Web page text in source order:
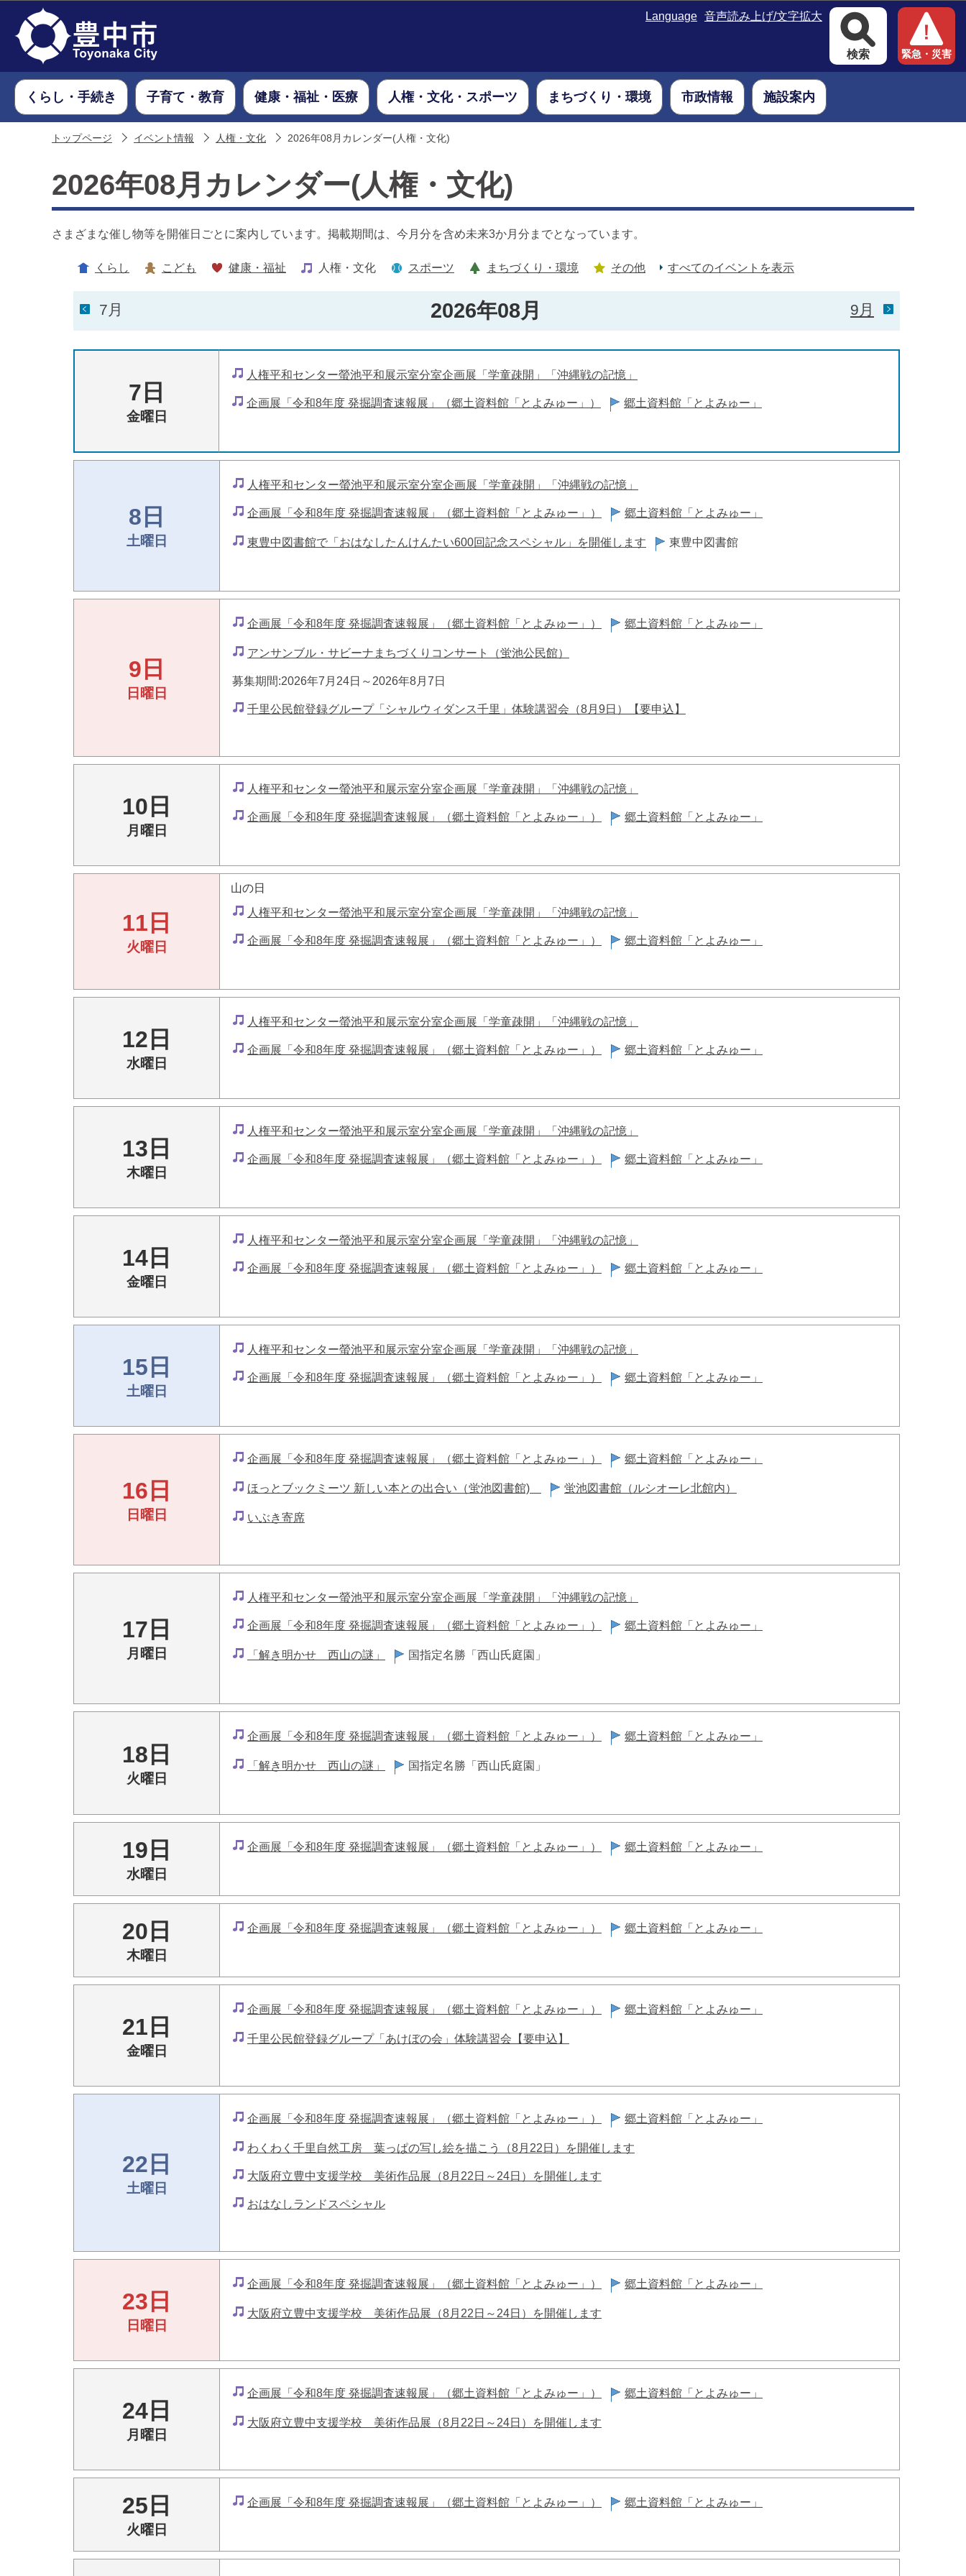
Language 音声読み上げ/文字拡大
検索 緊急・災害
くらし・手続き 子育て・教育 健康・福祉・医療 人権・文化・スポーツ まちづくり・環境 市政情報 施設案内
トップページ イベント情報 人権・文化 2026年08月カレンダー(人権・文化)
2026年08月カレンダー(人権・文化)
さまざまな催し物等を開催日ごとに案内しています。掲載期間は、今月分を含め未来3か月分までとなっています。
くらし こども 健康・福祉 人権・文化 スポーツ まちづくり・環境 その他 すべてのイベントを表示
7月 9月
2026年08月
7日
金曜日
人権平和センター螢池平和展示室分室企画展「学童疎開」「沖縄戦の記憶」
企画展「令和8年度 発掘調査速報展」（郷土資料館「とよみゅー」） 郷土資料館「とよみゅー」
8日
土曜日
人権平和センター螢池平和展示室分室企画展「学童疎開」「沖縄戦の記憶」
企画展「令和8年度 発掘調査速報展」（郷土資料館「とよみゅー」） 郷土資料館「とよみゅー」
東豊中図書館で「おはなしたんけんたい600回記念スペシャル」を開催します 東豊中図書館
9日
日曜日
企画展「令和8年度 発掘調査速報展」（郷土資料館「とよみゅー」） 郷土資料館「とよみゅー」
アンサンブル・サビーナまちづくりコンサート（蛍池公民館）
募集期間:2026年7月24日～2026年8月7日
千里公民館登録グループ「シャルウィダンス千里」体験講習会（8月9日）【要申込】
10日
月曜日
人権平和センター螢池平和展示室分室企画展「学童疎開」「沖縄戦の記憶」
企画展「令和8年度 発掘調査速報展」（郷土資料館「とよみゅー」） 郷土資料館「とよみゅー」
11日
火曜日
山の日
人権平和センター螢池平和展示室分室企画展「学童疎開」「沖縄戦の記憶」
企画展「令和8年度 発掘調査速報展」（郷土資料館「とよみゅー」） 郷土資料館「とよみゅー」
12日
水曜日
人権平和センター螢池平和展示室分室企画展「学童疎開」「沖縄戦の記憶」
企画展「令和8年度 発掘調査速報展」（郷土資料館「とよみゅー」） 郷土資料館「とよみゅー」
13日
木曜日
人権平和センター螢池平和展示室分室企画展「学童疎開」「沖縄戦の記憶」
企画展「令和8年度 発掘調査速報展」（郷土資料館「とよみゅー」） 郷土資料館「とよみゅー」
14日
金曜日
人権平和センター螢池平和展示室分室企画展「学童疎開」「沖縄戦の記憶」
企画展「令和8年度 発掘調査速報展」（郷土資料館「とよみゅー」） 郷土資料館「とよみゅー」
15日
土曜日
人権平和センター螢池平和展示室分室企画展「学童疎開」「沖縄戦の記憶」
企画展「令和8年度 発掘調査速報展」（郷土資料館「とよみゅー」） 郷土資料館「とよみゅー」
16日
日曜日
企画展「令和8年度 発掘調査速報展」（郷土資料館「とよみゅー」） 郷土資料館「とよみゅー」
ほっとブックミーツ 新しい本との出合い（蛍池図書館) 蛍池図書館（ルシオーレ北館内）
いぶき寄席
17日
月曜日
人権平和センター螢池平和展示室分室企画展「学童疎開」「沖縄戦の記憶」
企画展「令和8年度 発掘調査速報展」（郷土資料館「とよみゅー」） 郷土資料館「とよみゅー」
「解き明かせ 西山の謎」 国指定名勝「西山氏庭園」
18日
火曜日
企画展「令和8年度 発掘調査速報展」（郷土資料館「とよみゅー」） 郷土資料館「とよみゅー」
「解き明かせ 西山の謎」 国指定名勝「西山氏庭園」
19日
水曜日
企画展「令和8年度 発掘調査速報展」（郷土資料館「とよみゅー」） 郷土資料館「とよみゅー」
20日
木曜日
企画展「令和8年度 発掘調査速報展」（郷土資料館「とよみゅー」） 郷土資料館「とよみゅー」
21日
金曜日
企画展「令和8年度 発掘調査速報展」（郷土資料館「とよみゅー」） 郷土資料館「とよみゅー」
千里公民館登録グループ「あけぼの会」体験講習会【要申込】
22日
土曜日
企画展「令和8年度 発掘調査速報展」（郷土資料館「とよみゅー」） 郷土資料館「とよみゅー」
わくわく千里自然工房 葉っぱの写し絵を描こう（8月22日）を開催します
大阪府立豊中支援学校 美術作品展（8月22日～24日）を開催します
おはなしランドスペシャル
23日
日曜日
企画展「令和8年度 発掘調査速報展」（郷土資料館「とよみゅー」） 郷土資料館「とよみゅー」
大阪府立豊中支援学校 美術作品展（8月22日～24日）を開催します
24日
月曜日
企画展「令和8年度 発掘調査速報展」（郷土資料館「とよみゅー」） 郷土資料館「とよみゅー」
大阪府立豊中支援学校 美術作品展（8月22日～24日）を開催します
25日
火曜日
企画展「令和8年度 発掘調査速報展」（郷土資料館「とよみゅー」） 郷土資料館「とよみゅー」